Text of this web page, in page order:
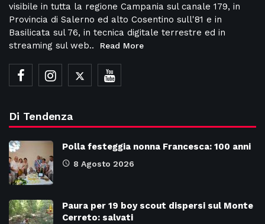
visibile in tutta la regione Campania sul canale 179, in
Provincia di Salerno ed alto Cosentino sull'81 e in
Basilicata sul 76, in tecnica digitale terrestre ed in
streaming sul web..
Read More
Di Tendenza
Polla festeggia nonna Francesca: 100 anni
8 Agosto 2026
Paura per 19 boy scout dispersi sul Monte
Cerreto: salvati